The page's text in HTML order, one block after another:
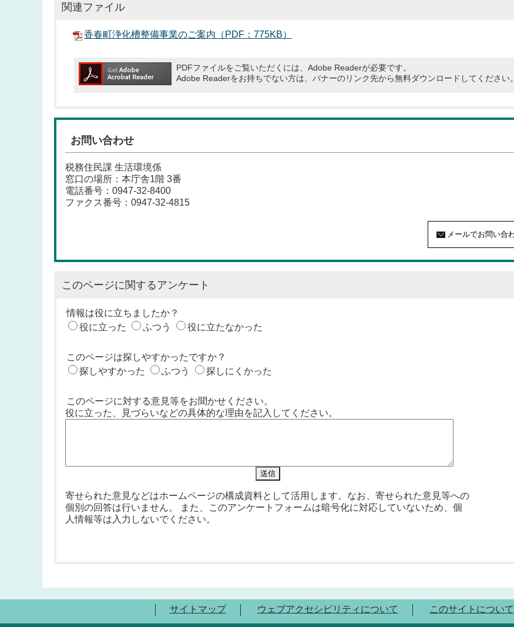
関連ファイル
香春町浄化槽整備事業のご案内（PDF：775KB）
PDFファイルをご覧いただくには、Adobe Readerが必要です。
Adobe Readerをお持ちでない方は、バナーのリンク先から無料ダウンロードしてください。
お問い合わせ
税務住民課 生活環境係
窓口の場所：本庁舎1階 3番
電話番号： 0947-32-8400
ファクス番号：0947-32-4815
このページに関するアンケート
情報は役に立ちましたか？
役に立った
ふつう 役に立たなかった
このページは探しやすかったですか？
探しやすかった
ふつう 探しにくかった
このページに対する意見等をお聞かせください。
役に立った、見づらいなどの具体的な理由を記入してください。
寄せられた意見などはホームページの構成資料として活用します。なお、寄せられた意見等への
個別の回答は行いません。 また、このアンケートフォームは暗号化に対応していないため、個
人情報等は入力しないでください。
サイトマップ ウェブアクセシビリティについて このサイトについて